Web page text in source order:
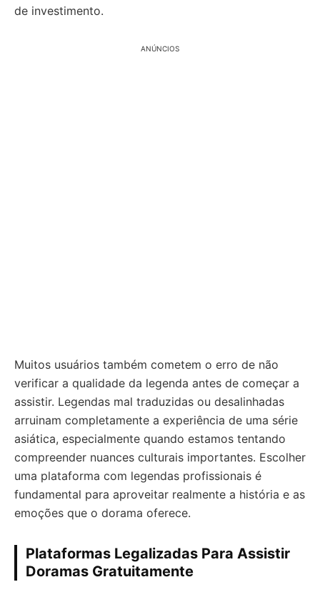
de investimento.
ANÚNCIOS
Muitos usuários também cometem o erro de não
verificar a qualidade da legenda antes de começar a
assistir. Legendas mal traduzidas ou desalinhadas
arruinam completamente a experiência de uma série
asiática, especialmente quando estamos tentando
compreender nuances culturais importantes. Escolher
uma plataforma com legendas profissionais é
fundamental para aproveitar realmente a história e as
emoções que o dorama oferece.
Plataformas Legalizadas Para Assistir
Doramas Gratuitamente